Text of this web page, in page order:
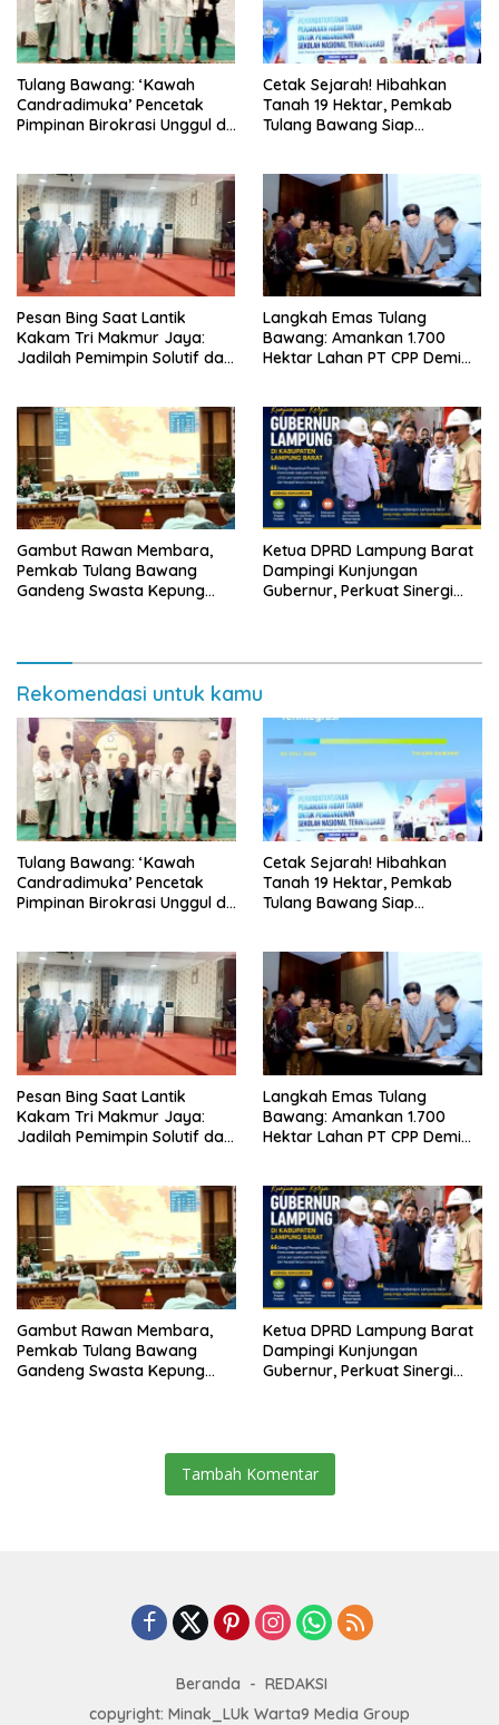
Tulang Bawang: ‘Kawah
Candradimuka’ Pencetak
Pimpinan Birokrasi Unggul di
Cetak Sejarah! Hibahkan
Tanah 19 Hektar, Pemkab
Tulang Bawang Siap
Lampung
Pesan Bing Saat Lantik
Kakam Tri Makmur Jaya:
Jadilah Pemimpin Solutif dan
Langkah Emas Tulang
Bawang: Amankan 1.700
Hektar Lahan PT CPP Demi
Gambut Rawan Membara,
Pemkab Tulang Bawang
Gandeng Swasta Kepung
Ketua DPRD Lampung Barat
Dampingi Kunjungan
Gubernur, Perkuat Sinergi
Rekomendasi untuk kamu
Tulang Bawang: ‘Kawah
Candradimuka’ Pencetak
Pimpinan Birokrasi Unggul di
Cetak Sejarah! Hibahkan
Tanah 19 Hektar, Pemkab
Tulang Bawang Siap
Lampung
Pesan Bing Saat Lantik
Kakam Tri Makmur Jaya:
Jadilah Pemimpin Solutif dan
Langkah Emas Tulang
Bawang: Amankan 1.700
Hektar Lahan PT CPP Demi
Gambut Rawan Membara,
Pemkab Tulang Bawang
Gandeng Swasta Kepung
Ketua DPRD Lampung Barat
Dampingi Kunjungan
Gubernur, Perkuat Sinergi
Tambah Komentar
Beranda
REDAKSI
copyright: Minak_LUk Warta9 Media Group